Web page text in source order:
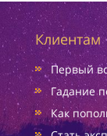
Клиентам
Первый
Гадание
Как